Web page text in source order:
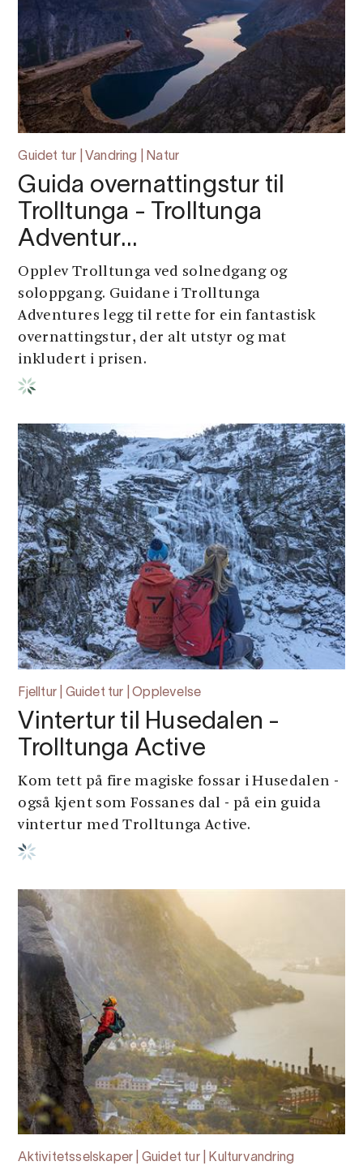
Guidet tur | Vandring | Natur
Guida overnattingstur til
Trolltunga - Trolltunga
Adventur…
Opplev Trolltunga ved solnedgang og
soloppgang. Guidane i Trolltunga
Adventures legg til rette for ein fantastisk
overnattingstur, der alt utstyr og mat
inkludert i prisen.
Fjelltur | Guidet tur | Opplevelse
Vintertur til Husedalen -
Trolltunga Active
Kom tett på fire magiske fossar i Husedalen -
også kjent som Fossanes dal - på ein guida
vintertur med Trolltunga Active.
Aktivitetsselskaper | Guidet tur | Kulturvandring